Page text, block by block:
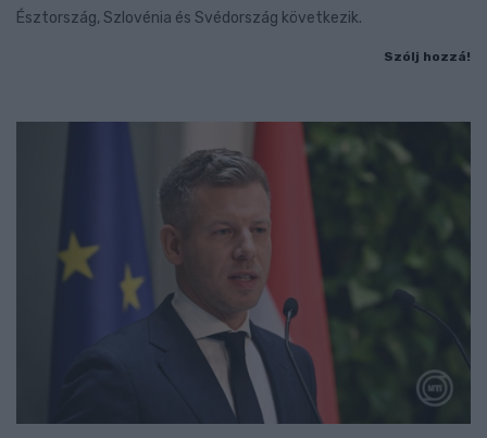
Észtország, Szlovénia és Svédország következik.
Szólj hozzá!